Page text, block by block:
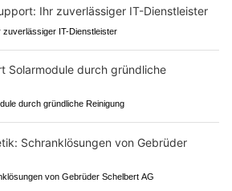
zuverlässiger IT-Dienstleister
durch gründliche Reinigung
von Gebrüder Schelbert AG